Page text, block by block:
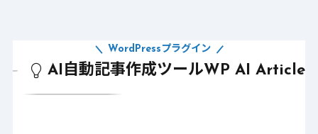
AI自動記事作成ツールWP AI Article
WordPressプラグイン